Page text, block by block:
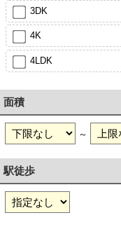
3DK
4K
4LDK
面積
～
駅徒歩